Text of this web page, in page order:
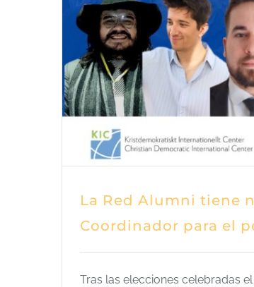
La Red Alumni tiene
Coordinador para el
Tras las elecciones celebradas